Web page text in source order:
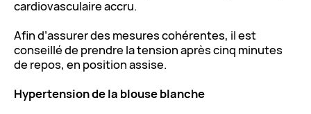
cardiovasculaire accru.
Afin d’assurer des mesures cohérentes, il est
conseillé de prendre la tension après cinq minutes
de repos, en position assise.
Hypertension de la blouse blanche